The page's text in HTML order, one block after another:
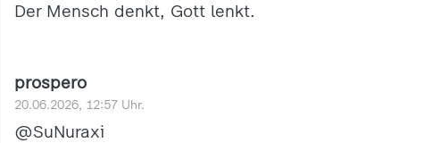
Der Mensch denkt, Gott lenkt.
prospero
20.06.2026, 12:57 Uhr.
@SuNuraxi